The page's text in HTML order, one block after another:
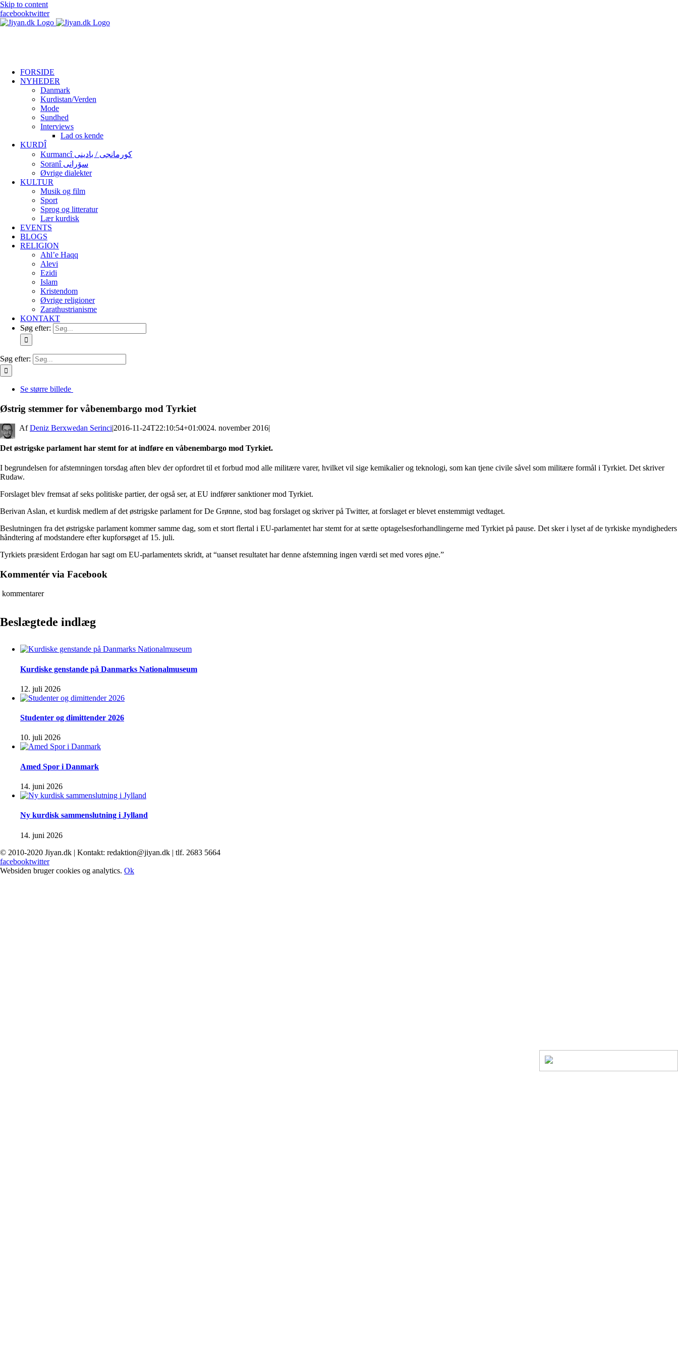
Skip to content
facebooktwitter
FORSIDE
NYHEDER
Danmark
Kurdistan/Verden
Mode
Sundhed
Interviews
Lad os kende
KURDÎ
Kurmancî کورمانجی / بادینی
Soranî سۆرانی
Øvrige dialekter
KULTUR
Musik og film
Sport
Sprog og litteratur
Lær kurdisk
EVENTS
BLOGS
RELIGION
Ahl’e Haqq
Alevi
Ezidi
Islam
Kristendom
Øvrige religioner
Zarathustrianisme
KONTAKT
Søg efter:
Søg efter:
Se større billede
Østrig stemmer for våbenembargo mod Tyrkiet
By Deniz Berxwedan Serinci|2016-11-24T22:10:54+01:0024. november 2016|
Det østrigske parlament har stemt for at indføre en våbenembargo mod Tyrkiet.
I begrundelsen for afstemningen torsdag aften blev der opfordret til et forbud mod alle militære varer, hvilket vil sige kemikalier og teknologi, som kan tjene civile såvel som militære formål i Tyrkiet. Det skriver
Rudaw.
Forslaget blev fremsat af seks politiske partier, der også ser, at EU indfører sanktioner mod Tyrkiet.
Berivan Aslan, et kurdisk medlem af det østrigske parlament for De Grønne, stod bag forslaget og skriver på Twitter, at forslaget er blevet enstemmigt vedtaget.
Beslutningen fra det østrigske parlament kommer samme dag, som et stort flertal i EU-parlamentet har stemt for at sætte optagelsesforhandlingerne med Tyrkiet på pause. Det sker i lyset af de tyrkiske myndigheders
håndtering af modstandere efter kupforsøget af 15. juli.
Tyrkiets præsident Erdogan har sagt om EU-parlamentets skridt, at “uanset resultatet har denne afstemning ingen værdi set med vores øjne.”
Kommentér via Facebook
kommentarer
Beslægtede indlæg
Kurdiske genstande på Danmarks Nationalmuseum
12. juli 2026
Studenter og dimittender 2026
10. juli 2026
Amed Spor i Danmark
14. juni 2026
Ny kurdisk sammenslutning i Jylland
14. juni 2026
© 2010-2020 Jiyan.dk | Kontakt: redaktion@jiyan.dk | tlf. 2683 5664
facebooktwitter
Websiden bruger cookies og analytics. Ok